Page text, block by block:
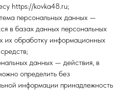
https://kovka48.ru;
персональных данных —
в базах данных персональных
их обработку информационных
данных — действия, в
определить без
информации принадлежность